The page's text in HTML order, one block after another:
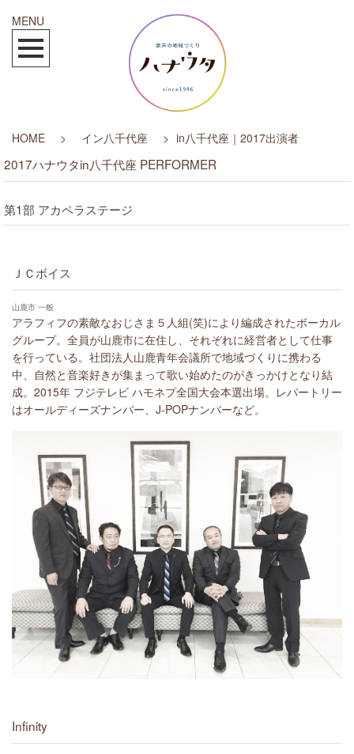
MENU
HOME > イン八千代座 > in八千代座｜2017出演者
2017ハナウタin八千代座 PERFORMER
第1部 アカペラステージ
ＪＣボイス
山鹿市 一般
アラフィフの素敵なおじさま５人組(笑)により編成されたボーカル
グループ。全員が山鹿市に在住し、それぞれに経営者として仕事
を行っている。社団法人山鹿青年会議所で地域づくりに携わる
中、自然と音楽好きが集まって歌い始めたのがきっかけとなり結
成。2015年 フジテレビ ハモネプ全国大会本選出場。レパートリー
はオールディーズナンバー、J-POPナンバーなど。
Infinity